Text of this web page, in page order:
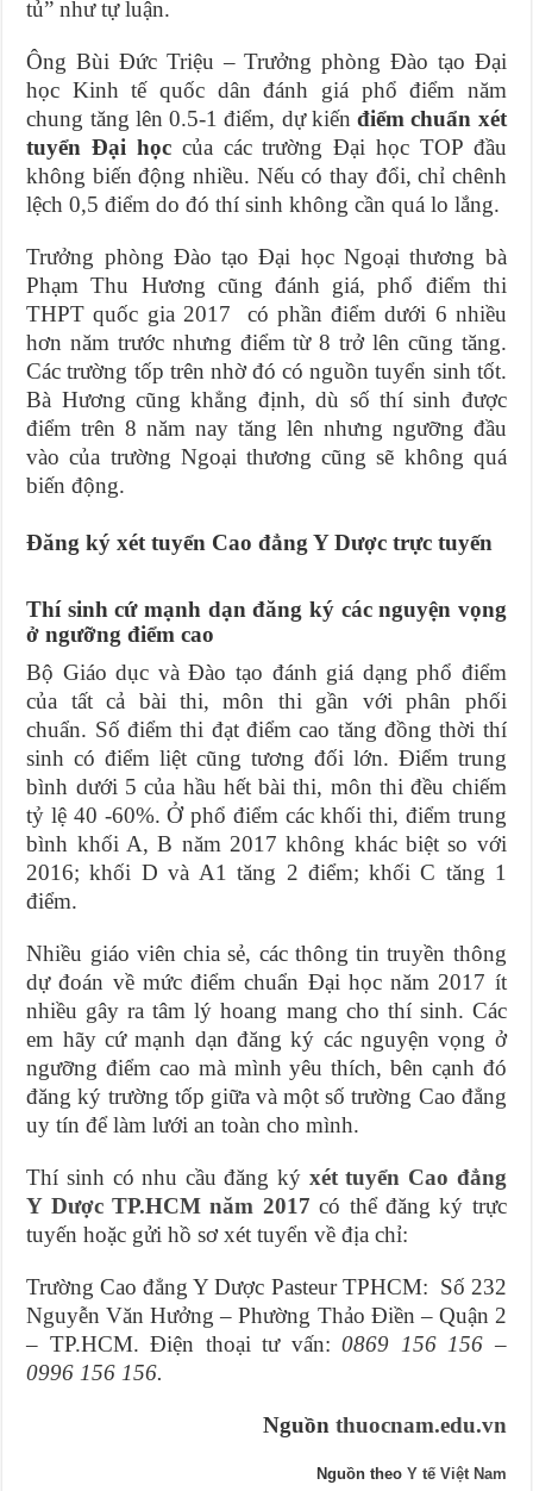
tủ” như tự luận.
Ông Bùi Đức Triệu – Trưởng phòng Đào tạo Đại
học Kinh tế quốc dân đánh giá phổ điểm năm
chung tăng lên 0.5-1 điểm, dự kiếnđiểm chuẩn xét
tuyển Đại họccủa các trường Đại học TOP đầu
không biến động nhiều. Nếu có thay đổi, chỉ chênh
lệch 0,5 điểm do đó thí sinh không cần quá lo lắng.
Trưởng phòng Đào tạo Đại học Ngoại thương bà
Phạm Thu Hương cũng đánh giá, phổ điểm thi
THPT quốc gia 2017 có phần điểm dưới 6 nhiều
hơn năm trước nhưng điểm từ 8 trở lên cũng tăng.
Các trường tốp trên nhờ đó có nguồn tuyển sinh tốt.
Bà Hương cũng khẳng định, dù số thí sinh được
điểm trên 8 năm nay tăng lên nhưng ngưỡng đầu
vào của trường Ngoại thương cũng sẽ không quá
biến động.
Đăng ký xét tuyển Cao đẳng Y Dược trực tuyến
Thí sinh cứ mạnh dạn đăng ký các nguyện vọng
ở ngưỡng điểm cao
Bộ Giáo dục và Đào tạo đánh giá dạng phổ điểm
của tất cả bài thi, môn thi gần với phân phối
chuẩn. Số điểm thi đạt điểm cao tăng đồng thời thí
sinh có điểm liệt cũng tương đối lớn. Điểm trung
bình dưới 5 của hầu hết bài thi, môn thi đều chiếm
tỷ lệ 40 -60%. Ở phổ điểm các khối thi, điểm trung
bình khối A, B năm 2017 không khác biệt so với
2016; khối D và A1 tăng 2 điểm; khối C tăng 1
điểm.
Nhiều giáo viên chia sẻ, các thông tin truyền thông
dự đoán về mức điểm chuẩn Đại học năm 2017 ít
nhiều gây ra tâm lý hoang mang cho thí sinh. Các
em hãy cứ mạnh dạn đăng ký các nguyện vọng ở
ngưỡng điểm cao mà mình yêu thích, bên cạnh đó
đăng ký trường tốp giữa và một số trường Cao đẳng
uy tín để làm lưới an toàn cho mình.
Thí sinh có nhu cầu đăng ký xét tuyển Cao đẳng
Y Dược TP.HCM năm 2017 có thể đăng ký trực
tuyến hoặc gửi hồ sơ xét tuyển về địa chỉ:
Trường Cao đẳng Y Dược Pasteur TPHCM: Số 232
Nguyễn Văn Hưởng – Phường Thảo Điền – Quận 2
– TP.HCM. Điện thoại tư vấn:0869 156 156 –
0996 156 156.
Nguồn thuocnam.edu.vn
Nguồn theo Y tế Việt Nam